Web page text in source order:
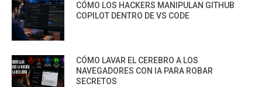
CÓMO LOS HACKERS MANIPULAN GITHUB
COPILOT DENTRO DE VS CODE
CÓMO LAVAR EL CEREBRO A LOS
NAVEGADORES CON IA PARA ROBAR
SECRETOS